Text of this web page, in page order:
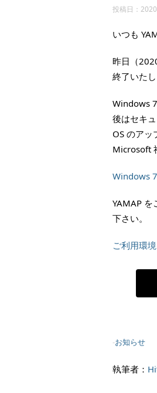
投稿日：
いつも
昨日（
終了いた
Windows
後はセキ
OS のア
Microsoft
Windows
YAMAP
下さい。
ご利用環
-お知らせ
執筆者：